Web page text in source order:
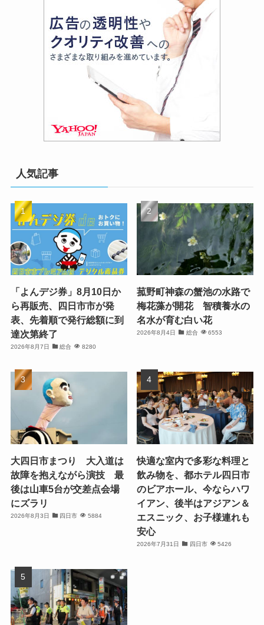
人気記事
「よんデジ券」8月10日か
ら再販売、四日市市が発
表、先着順で発行総額に到
達次第終了
2026年8月7日 総合 8280
菰野町神森の蟹池の水路で
梅花藻が開花 智積養水の
名水が育む白い花
2026年8月4日 総合 6553
大四日市まつり 大入道は
故障を抱えながら演技 最
後は山車5台が交差点会場
にズラリ
2026年8月3日 四日市 5884
快適な室内で多彩な料理と
飲み物を、都ホテル四日市
のビアホール、今ならハワ
イアン、後半はアジアン＆
エスニック、お子様連れも
安心
2026年7月31日 四日市 5426